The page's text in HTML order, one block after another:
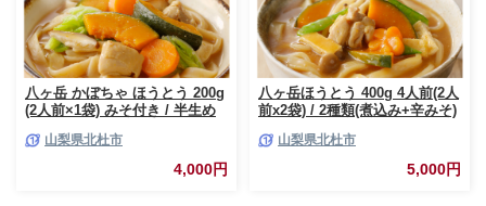
八ヶ岳 かぼちゃ ほうとう 200g
(2人前×1袋) みそ付き / 半生め
常温 / 山梨 甲州名物 郷土料理
山梨県北杜市
4,000円
八ヶ岳ほうとう 400g 4人前(2人
前x2袋) / 2種類(煮込み+辛みそ)
横内製麺 / 山梨県 北杜市 / 常温
/ 山梨 甲州名物 郷土料理
山梨県北杜市
5,000円